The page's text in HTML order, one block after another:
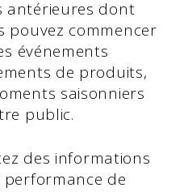
antérieures dont
pouvez commencer
événements
de produits,
saisonniers
public.
des informations
de